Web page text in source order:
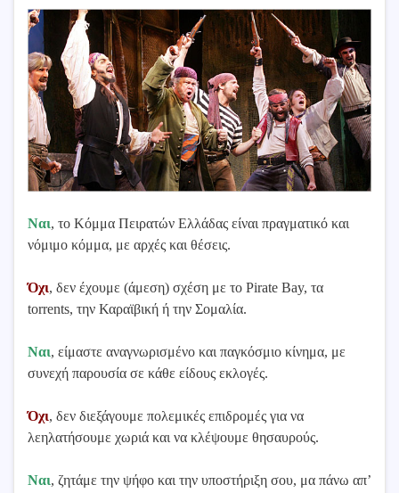
Ναι, το Κόμμα Πειρατών Ελλάδας είναι πραγματικό και
νόμιμο κόμμα, με αρχές και θέσεις.
Όχι, δεν έχουμε (άμεση) σχέση με το Pirate Bay, τα
torrents, την Καραϊβική ή την Σομαλία.
Ναι, είμαστε αναγνωρισμένο και παγκόσμιο κίνημα, με
συνεχή παρουσία σε κάθε είδους εκλογές.
Όχι, δεν διεξάγουμε πολεμικές επιδρομές για να
λεηλατήσουμε χωριά και να κλέψουμε θησαυρούς.
Ναι, ζητάμε την ψήφο και την υποστήριξη σου, μα πάνω απ’